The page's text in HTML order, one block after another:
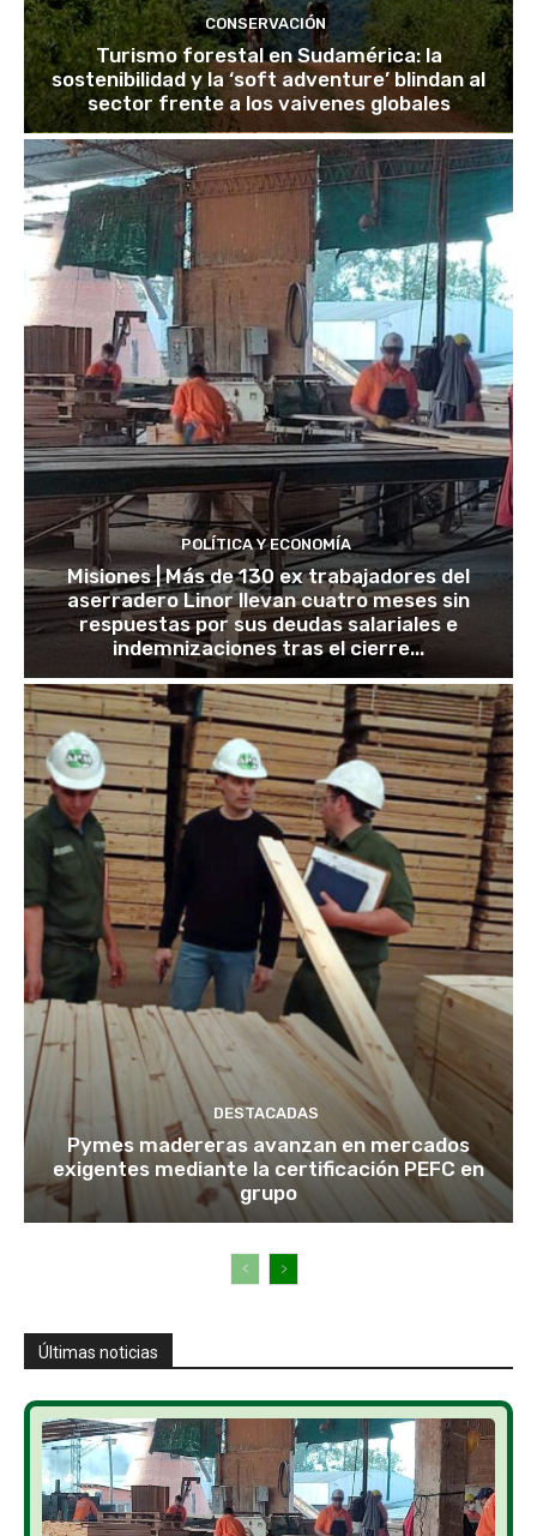
CONSERVACIÓN
Turismo forestal en Sudamérica: la
sostenibilidad y la ‘soft adventure’ blindan al
sector frente a los vaivenes globales
POLÍTICA Y ECONOMÍA
Misiones | Más de 130 ex trabajadores del
aserradero Linor llevan cuatro meses sin
respuestas por sus deudas salariales e
indemnizaciones tras el cierre...
DESTACADAS
Pymes madereras avanzan en mercados
exigentes mediante la certificación PEFC en
grupo
Últimas noticias